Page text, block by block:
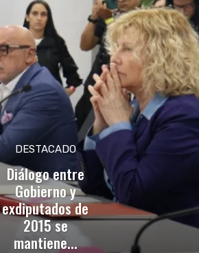
DESTACADO
Diálogo entre
Gobierno y
exdiputados de
2015 se
mantiene...